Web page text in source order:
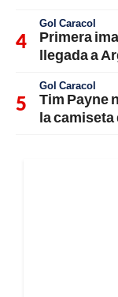
Gol Caracol
Primera
llegada a
Gol Caracol
Tim Payne
la camiseta